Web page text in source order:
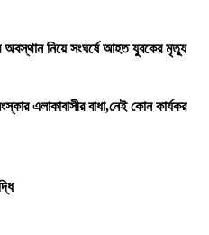
অবস্থান নিয়ে সংঘর্ষে আহত যুবকের মৃত্যু
এলাকাবাসীর বাধা,নেই কোন কার্যকর